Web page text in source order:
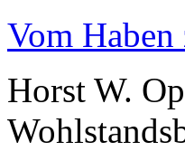
Vom Haben
Horst W.